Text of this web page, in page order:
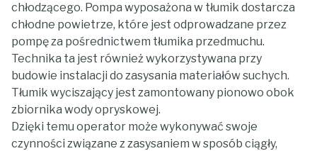
chłodzącego. Pompa wyposażona w tłumik dostarcza
chłodne powietrze, które jest odprowadzane przez
pompę za pośrednictwem tłumika przedmuchu.
Technika ta jest również wykorzystywana przy
budowie instalacji do zasysania materiałów suchych.
Tłumik wyciszający jest zamontowany pionowo obok
zbiornika wody opryskowej.
Dzięki temu operator może wykonywać swoje
czynności związane z zasysaniem w sposób ciągły,